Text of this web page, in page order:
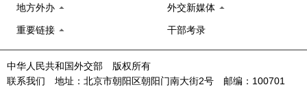
地方外办 外交新媒体
重要链接 干部考录
中华人民共和国外交部 版权所有
联系我们 地址：北京市朝阳区朝阳门南大街2号 邮编：100701